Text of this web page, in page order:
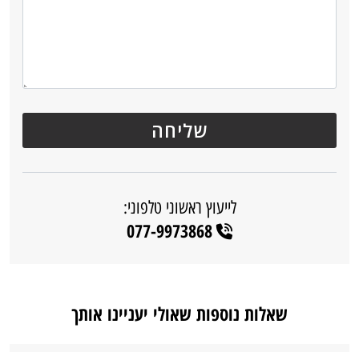
לייעוץ ראשוני טלפוני:
077-9973868
שאלות נוספות שאולי יעניינו אותך